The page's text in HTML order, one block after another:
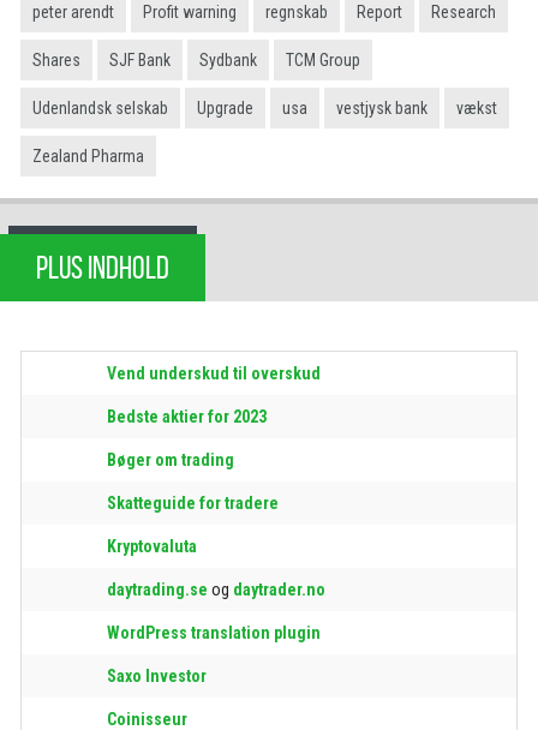
peter arendt Profit warning regnskab Report Research
Shares SJF Bank Sydbank TCM Group
Udenlandsk selskab Upgrade usa vestjysk bank vækst
Zealand Pharma
PLUS INDHOLD
Vend underskud til overskud
Bedste aktier for 2023
Bøger om trading
Skatteguide for tradere
Kryptovaluta
daytrading.se og daytrader.no
WordPress translation plugin
Saxo Investor
Coinisseur